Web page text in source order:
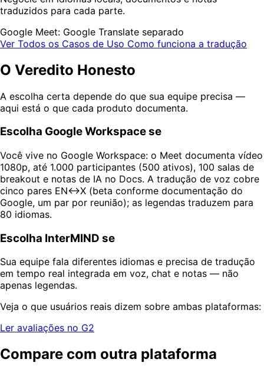
traduzidos para cada parte.
Google Meet: Google Translate separado
Ver Todos os Casos de Uso Como funciona a tradução
O Veredito Honesto
A escolha certa depende do que sua equipe precisa —
aqui está o que cada produto documenta.
Escolha Google Workspace se
Você vive no Google Workspace: o Meet documenta vídeo
1080p, até 1.000 participantes (500 ativos), 100 salas de
breakout e notas de IA no Docs. A tradução de voz cobre
cinco pares EN↔X (beta conforme documentação do
Google, um par por reunião); as legendas traduzem para
80 idiomas.
Escolha InterMIND se
Sua equipe fala diferentes idiomas e precisa de tradução
em tempo real integrada em voz, chat e notas — não
apenas legendas.
Veja o que usuários reais dizem sobre ambas plataformas:
Ler avaliações no G2
Compare com outra plataforma